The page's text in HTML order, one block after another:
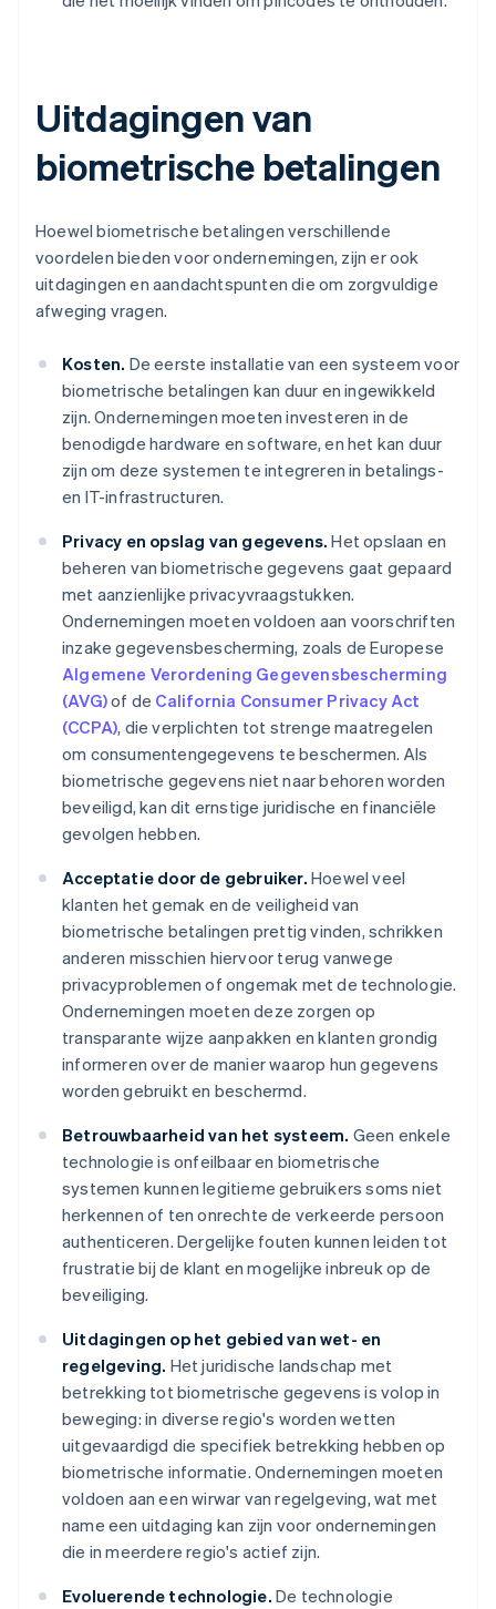
Uitdagingen van
biometrische betalingen
Hoewel biometrische betalingen verschillende
voordelen bieden voor ondernemingen, zijn er ook
uitdagingen en aandachtspunten die om zorgvuldige
afweging vragen.
Kosten. De eerste installatie van een systeem voor
biometrische betalingen kan duur en ingewikkeld
zijn. Ondernemingen moeten investeren in de
benodigde hardware en software, en het kan duur
zijn om deze systemen te integreren in betalings-
en IT-infrastructuren.
Privacy en opslag van gegevens. Het opslaan en
beheren van biometrische gegevens gaat gepaard
met aanzienlijke privacyvraagstukken.
Ondernemingen moeten voldoen aan voorschriften
inzake gegevensbescherming, zoals de Europese
Algemene Verordening Gegevensbescherming
(AVG)of de California Consumer Privacy Act
(CCPA), die verplichten tot strenge maatregelen
om consumentengegevens te beschermen. Als
biometrische gegevens niet naar behoren worden
beveiligd, kan dit ernstige juridische en financiële
gevolgen hebben.
Acceptatie door de gebruiker. Hoewel veel
klanten het gemak en de veiligheid van
biometrische betalingen prettig vinden, schrikken
anderen misschien hiervoor terug vanwege
privacyproblemen of ongemak met de technologie.
Ondernemingen moeten deze zorgen op
transparante wijze aanpakken en klanten grondig
informeren over de manier waarop hun gegevens
worden gebruikt en beschermd.
Betrouwbaarheid van het systeem. Geen enkele
technologie is onfeilbaar en biometrische
systemen kunnen legitieme gebruikers soms niet
herkennen of ten onrechte de verkeerde persoon
authenticeren. Dergelijke fouten kunnen leiden tot
frustratie bij de klant en mogelijke inbreuk op de
beveiliging.
Uitdagingen op het gebied van wet- en
regelgeving. Het juridische landschap met
betrekking tot biometrische gegevens is volop in
beweging: in diverse regio's worden wetten
uitgevaardigd die specifiek betrekking hebben op
biometrische informatie. Ondernemingen moeten
voldoen aan een wirwar van regelgeving, wat met
name een uitdaging kan zijn voor ondernemingen
die in meerdere regio's actief zijn.
Evoluerende technologie. De technologie